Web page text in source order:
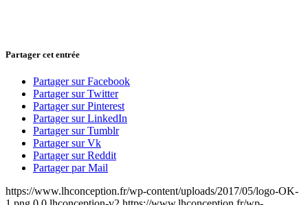
Partager cet entrée
Partager sur Facebook
Partager sur Twitter
Partager sur Pinterest
Partager sur LinkedIn
Partager sur Tumblr
Partager sur Vk
Partager sur Reddit
Partager par Mail
https://www.lhconception.fr/wp-content/uploads/2017/05/logo-OK-